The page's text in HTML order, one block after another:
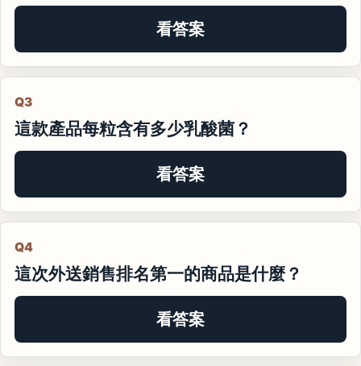
看答案
Q3
這款產品每粒含有多少乳酸菌？
看答案
Q4
這次外送銷售排名第一的商品是什麼？
看答案